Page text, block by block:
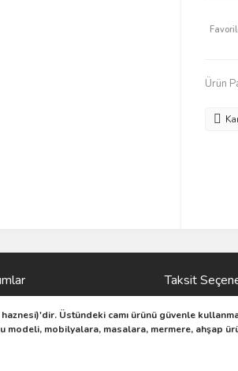
Ürün
Taksit
Üstündeki camı ürünü güvenle
modeli, mobilyalara, masalara, mermere, ahşap